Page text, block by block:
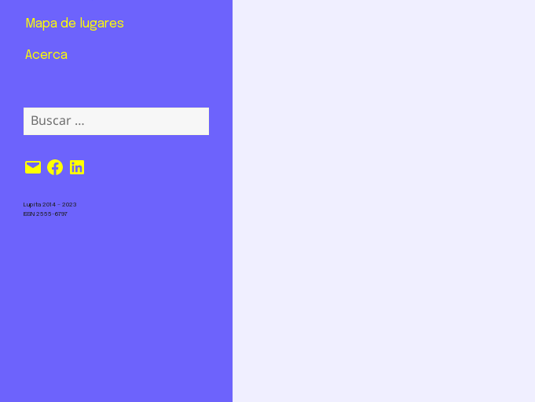
Mapa de lugares
Acerca
Buscar:
Correo
electrónico
Facebook
LinkedIn
Lupita 2014 – 2023
ISSN 2555-6797